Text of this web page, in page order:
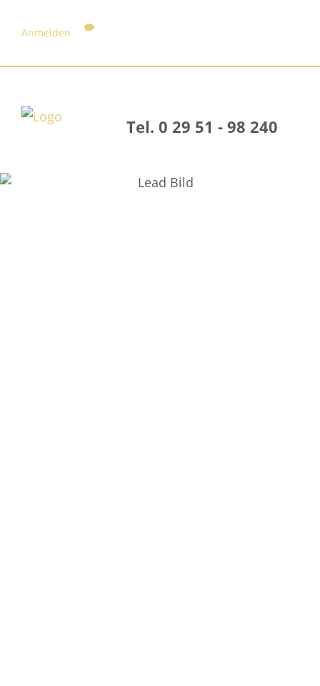
Anmelden
Tel. 0 29 51 - 98 240